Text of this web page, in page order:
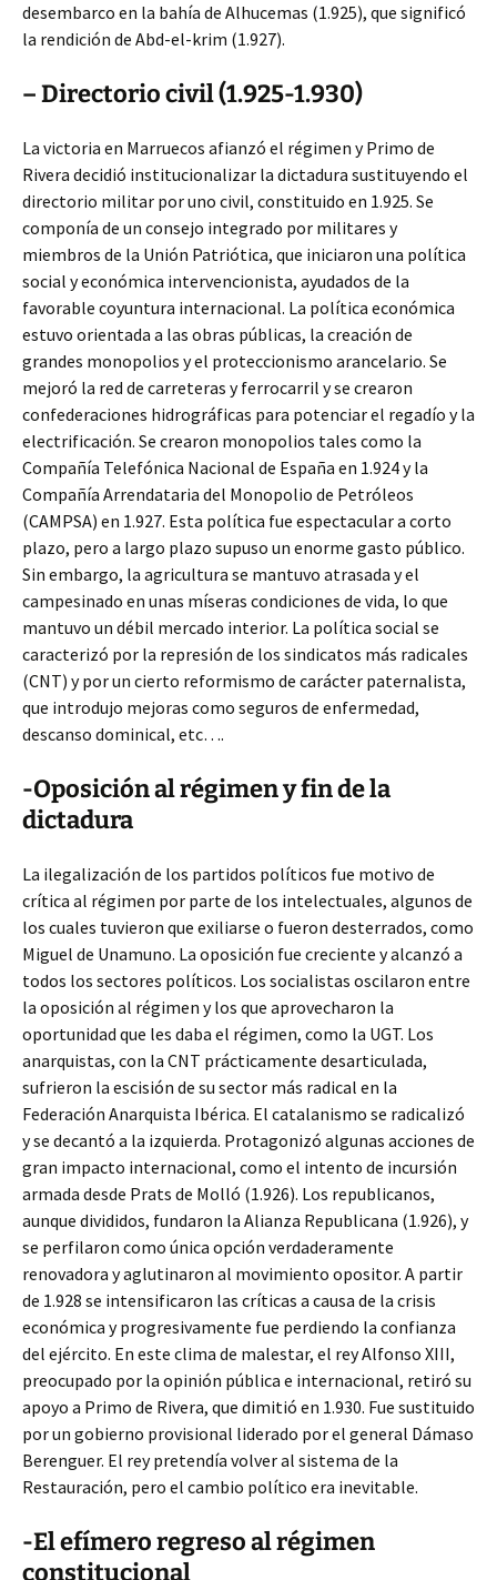
desembarco en la bahía de Alhucemas (1.925), que significó
la rendición de Abd-el-krim (1.927).
– Directorio civil (1.925-1.930)
La victoria en Marruecos afianzó el régimen y Primo de
Rivera decidió institucionalizar la dictadura sustituyendo el
directorio militar por uno civil, constituido en 1.925. Se
componía de un consejo integrado por militares y
miembros de la Unión Patriótica, que iniciaron una política
social y económica intervencionista, ayudados de la
favorable coyuntura internacional. La política económica
estuvo orientada a las obras públicas, la creación de
grandes monopolios y el proteccionismo arancelario. Se
mejoró la red de carreteras y ferrocarril y se crearon
confederaciones hidrográficas para potenciar el regadío y la
electrificación. Se crearon monopolios tales como la
Compañía Telefónica Nacional de España en 1.924 y la
Compañía Arrendataria del Monopolio de Petróleos
(CAMPSA) en 1.927. Esta política fue espectacular a corto
plazo, pero a largo plazo supuso un enorme gasto público.
Sin embargo, la agricultura se mantuvo atrasada y el
campesinado en unas míseras condiciones de vida, lo que
mantuvo un débil mercado interior. La política social se
caracterizó por la represión de los sindicatos más radicales
(CNT) y por un cierto reformismo de carácter paternalista,
que introdujo mejoras como seguros de enfermedad,
descanso dominical, etc….
-Oposición al régimen y fin de la
dictadura
La ilegalización de los partidos políticos fue motivo de
crítica al régimen por parte de los intelectuales, algunos de
los cuales tuvieron que exiliarse o fueron desterrados, como
Miguel de Unamuno. La oposición fue creciente y alcanzó a
todos los sectores políticos. Los socialistas oscilaron entre
la oposición al régimen y los que aprovecharon la
oportunidad que les daba el régimen, como la UGT. Los
anarquistas, con la CNT prácticamente desarticulada,
sufrieron la escisión de su sector más radical en la
Federación Anarquista Ibérica. El catalanismo se radicalizó
y se decantó a la izquierda. Protagonizó algunas acciones de
gran impacto internacional, como el intento de incursión
armada desde Prats de Molló (1.926). Los republicanos,
aunque divididos, fundaron la Alianza Republicana (1.926), y
se perfilaron como única opción verdaderamente
renovadora y aglutinaron al movimiento opositor. A partir
de 1.928 se intensificaron las críticas a causa de la crisis
económica y progresivamente fue perdiendo la confianza
del ejército. En este clima de malestar, el rey Alfonso XIII,
preocupado por la opinión pública e internacional, retiró su
apoyo a Primo de Rivera, que dimitió en 1.930. Fue sustituido
por un gobierno provisional liderado por el general Dámaso
Berenguer. El rey pretendía volver al sistema de la
Restauración, pero el cambio político era inevitable.
-El efímero regreso al régimen
constitucional